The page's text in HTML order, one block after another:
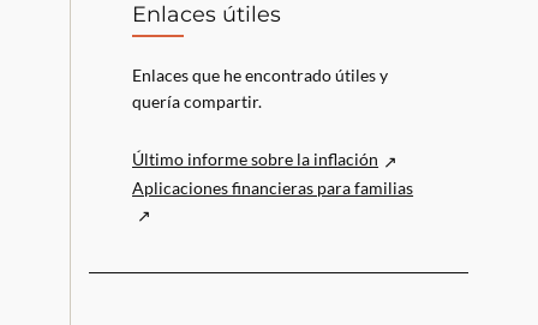
Enlaces útiles
Enlaces que he encontrado útiles y
quería compartir.
Último informe sobre la inflación
Aplicaciones financieras para familias